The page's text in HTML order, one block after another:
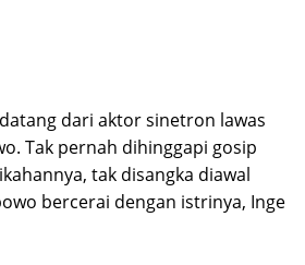
dari aktor sinetron lawas
Tak pernah dihinggapi gosip
tak disangka diawal
bercerai dengan istrinya, Inge